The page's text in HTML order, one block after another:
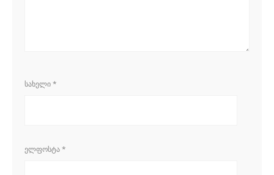
ᲡᲐᲮᲔᲚᲘ*
ᲔᲚᲤᲝᲡᲢᲐ*